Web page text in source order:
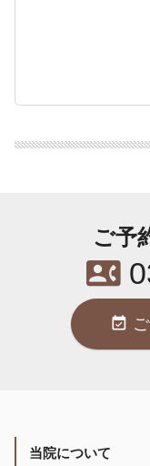
ご予
contact_phone
event_available
当院について